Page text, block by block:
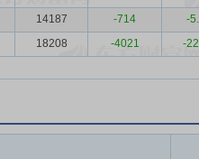
14187 -714
-
18208 -4021 -